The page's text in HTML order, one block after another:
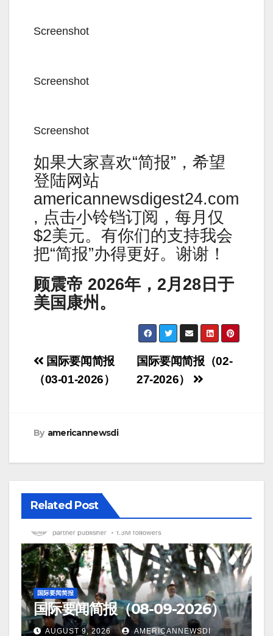
Screenshot
Screenshot
Screenshot
如果大家喜欢“简报”，希望
登陆网站
americannewsdigest24.com
, 点击小铃铛订阅，每月仅
$2美元。有你们的支持我会
把“简报”办得更好。谢谢！
顾震帝 2026年，2月28日于
美国康州。
Post
navigation
国际要闻简报（02-
27-2026）
国际要闻简报
（03-01-2026）
By americannewsdi
Related Post
国际要闻简报
国际要闻简报（08-09-2026）
AUGUST 9, 2026 AMERICANNEWSDI